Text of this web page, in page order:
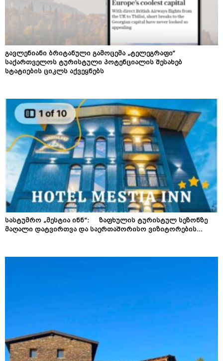
გავლენიანი ბრიტანული გამოცემა „ტელეგრაფი“
საქართველოს ტურისტული პოტენციალის შესახებ
სტატიების ციკლს აქვეყნებს
სასტუმრო „მესტია ინნ“: ზაფხულის ტურისტულ სეზონზე
მაღალი დატვირთვა და საერთაშორისო ვიზიტორების...